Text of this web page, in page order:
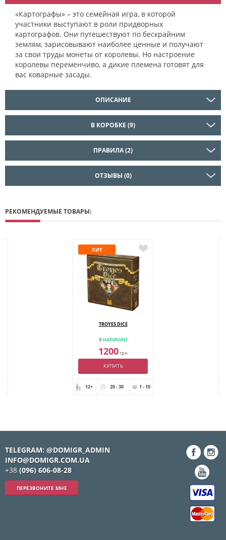
«Картографы» – это семейная игра, в которой
участники выступают в роли придворных
картографов. Они путешествуют по бескрайним
землям, зарисовывают наиболее ценные и получают
за свои труды монеты от королевы. Но настроение
королевы переменчиво, а дикие племена готовят для
вас коварные засады.
ОПИСАНИЕ
В КОРОБКЕ (9)
ПРАВИЛА (2)
ОТЗЫВЫ (0)
РЕКОМЕНДУЕМЫЕ ТОВАРЫ:
ХИТ
TROYES DICE
В НАЛИЧИИ
1200грн
КУПИТЬ
12+ 20 - 30 1 - 10
TELEGRAM: @DOMIGR_ADMIN
INFO@DOMIGR.COM.UA
+38 (096) 606-08-28
ПЕРЕЗВОНИТЕ МНЕ